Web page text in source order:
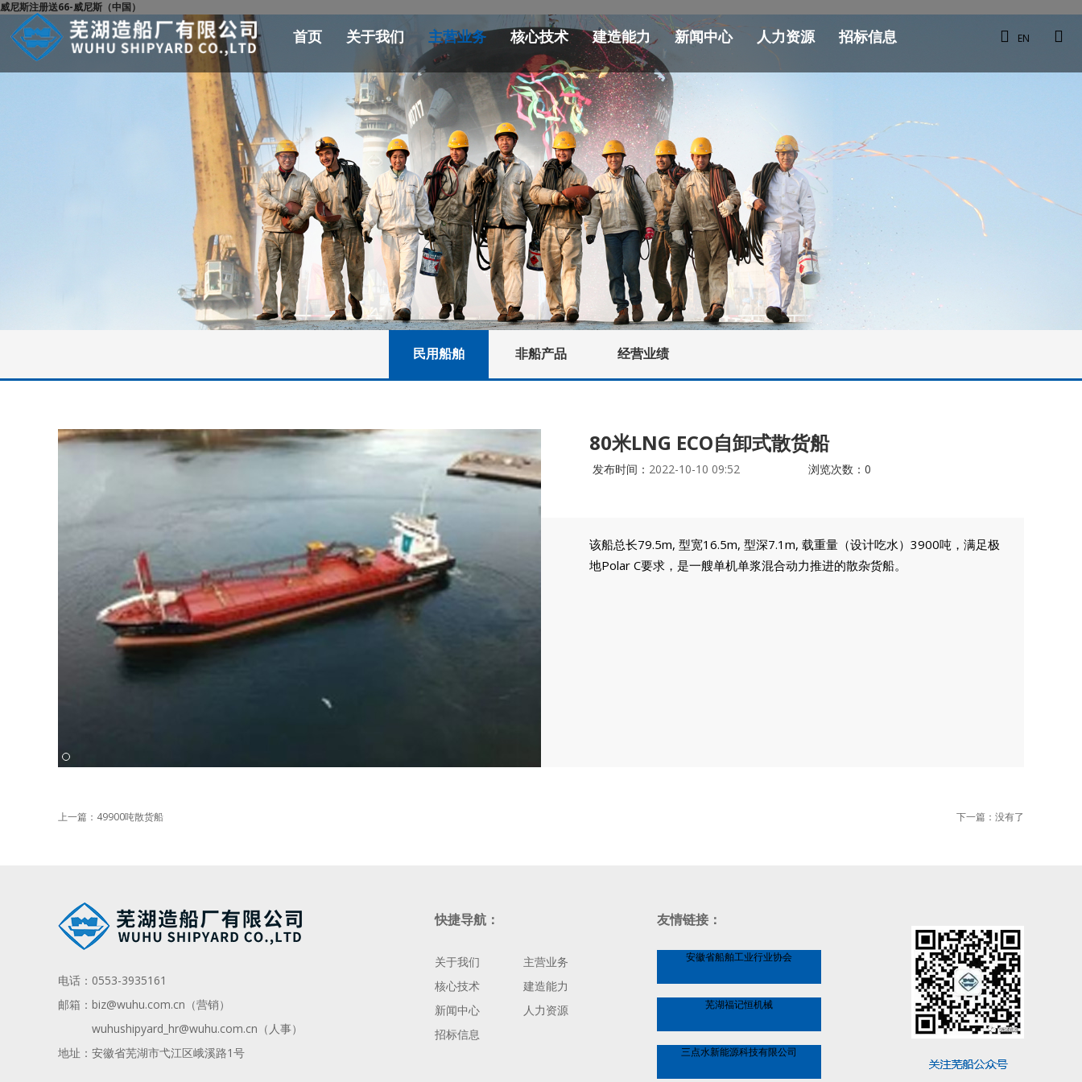
威尼斯注册送66-威尼斯（中国）
首页 关于我们 主营业务 核心技术 建造能力 新闻中心 人力资源 招标信息 EN
民用船舶 非船产品 经营业绩
80米LNG ECO自卸式散货船
发布时间： 2022-10-10 09:52 浏览次数： 0
该船总长79.5m, 型宽16.5m, 型深7.1m, 载重量（设计吃水）3900吨，满足极
地Polar C要求，是一艘单机单浆混合动力推进的散杂货船。
上一篇：49900吨散货船 下一篇：没有了
电话： 0553-3935161
邮箱： biz@wuhu.com.cn（营销）
wuhushipyard_hr@wuhu.com.cn （人事）
地址：安徽省芜湖市弋江区峨溪路1号
快捷导航：
关于我们
主营业务
核心技术
建造能力
新闻中心
人力资源
招标信息
友情链接：
安徽省船舶工业行业协会
芜湖福记恒机械
三点水新能源科技有限公司